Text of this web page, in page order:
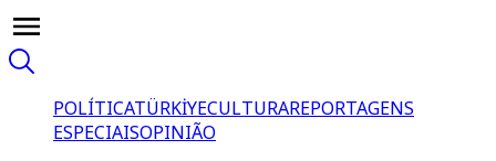
POLÍTICATÜRKİYECULTURAREPORTAGENS
ESPECIAISOPINIÃO